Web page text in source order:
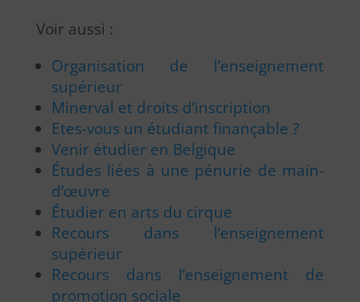
Voir aussi :
Organisation de l’enseignement
supérieur
Minerval et droits d’inscription
Etes-vous un étudiant finançable ?
Venir étudier en Belgique
Études liées à une pénurie de main-
d’œuvre
Étudier en arts du cirque
Recours dans l’enseignement
supérieur
Recours dans l’enseignement de
promotion sociale